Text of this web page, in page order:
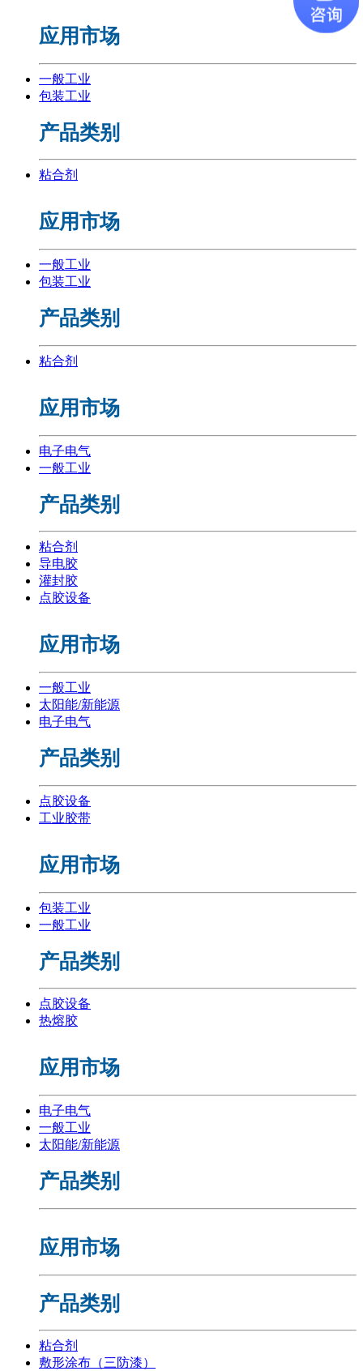
应用市场
一般工业
包装工业
产品类别
粘合剂
应用市场
一般工业
包装工业
产品类别
粘合剂
应用市场
电子电气
一般工业
产品类别
粘合剂
导电胶
灌封胶
点胶设备
应用市场
一般工业
太阳能/新能源
电子电气
产品类别
点胶设备
工业胶带
应用市场
包装工业
一般工业
产品类别
点胶设备
热熔胶
应用市场
电子电气
一般工业
太阳能/新能源
产品类别
应用市场
产品类别
粘合剂
敷形涂布（三防漆）